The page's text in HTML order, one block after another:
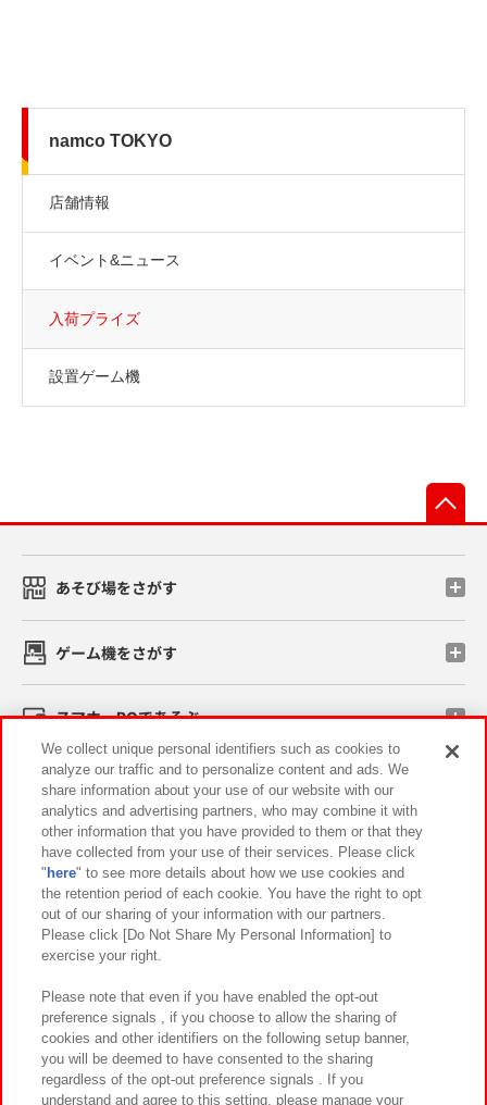
namco TOKYO
店舗情報
イベント&ニュース
入荷プライズ
設置ゲーム機
あそび場をさがす
ゲーム機をさがす
スマホ・PCであそぶ
イベント・キャンペーン
関連会社 サステナビリティ サイトポリシー
プライバシーポリシー ウェブアクセシビリティ方針と検証結果
お取引先さまとともに
カスタマーハラスメント対応方針 よくあるご質問・お問い合わせ
We collect unique personal identifiers such as cookies to
analyze our traffic and to personalize content and ads. We
share information about your use of our website with our
analytics and advertising partners, who may combine it with
other information that you have provided to them or that they
have collected from your use of their services. Please click
" here" to see more details about how we use cookies and
the retention period of each cookie. You have the right to opt
out of our sharing of your information with our partners.
Please click [Do Not Share My Personal Information] to
exercise your right.
Please note that even if you have enabled the opt-out
preference signals , if you choose to allow the sharing of
cookies and other identifiers on the following setup banner,
you will be deemed to have consented to the sharing
regardless of the opt-out preference signals . If you
understand and agree to this setting, please manage your